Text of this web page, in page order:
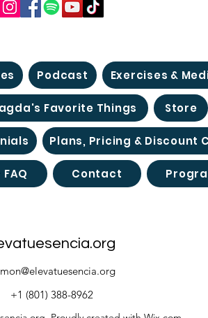
Podcast Exercises &
Favorite Things Store
Plans, Pricing & Discount
Contact
+1 (801) 388-8962